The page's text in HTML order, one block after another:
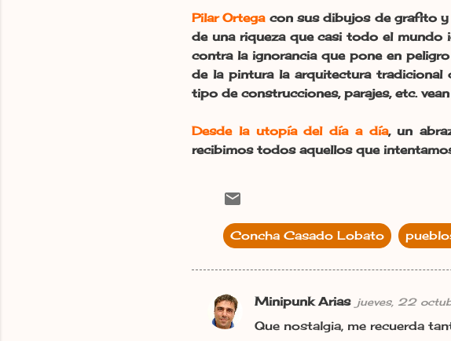
Pilar Ortegacon sus dibujos de grafito y
de una riqueza que casi todo el mundo
contra la ignorancia que pone en
de la pintura la arquitectura tradicional
tipo de construcciones, parajes, etc.
Desde la utopía del día a día, un
recibimos todos aquellos que
Concha Casado Lobato
C
o
Minipunk Arias jueves, 22
Que nostalgia, me recuerda